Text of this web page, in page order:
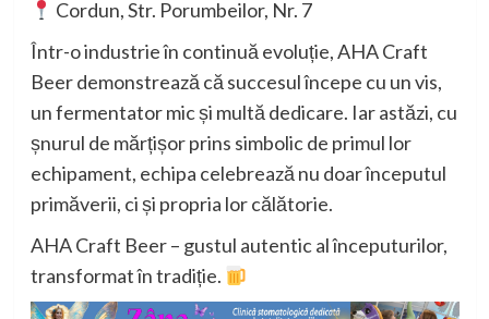
Cordun, Str. Porumbeilor, Nr. 7
Într-o industrie în continuă evoluție, AHA Craft
Beer demonstrează că succesul începe cu un vis,
un fermentator mic și multă dedicare. Iar astăzi, cu
șnurul de mărțișor prins simbolic de primul lor
echipament, echipa celebrează nu doar începutul
primăverii, ci și propria lor călătorie.
AHA Craft Beer – gustul autentic al începuturilor,
transformat în tradiție.